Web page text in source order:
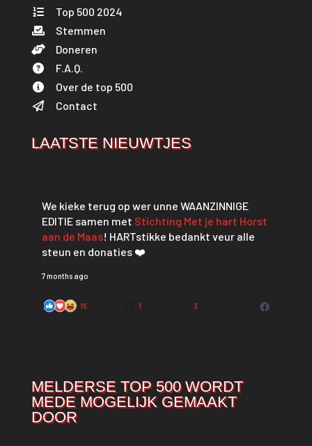
Top 500 2024
Stemmen
Doneren
F.A.Q.
Over de top 500
Contact
LAATSTE NIEUWTJES
We kieke terug op wer unne WAANZINNIGE
EDITIE samen met Stichting Met je hart Horst
aan de Maas! HARTstikke bedankt veur alle
steun en donaties ❤️
7 months ago
16 1 3
MELDERSE TOP 500 WORDT
MEDE MOGELIJK GEMAAKT
DOOR